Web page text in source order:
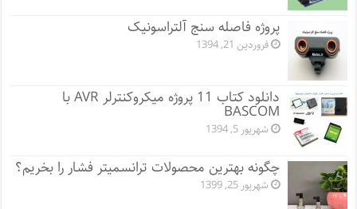
پروژه فاصله سنج آلتراسونیک
فروردین 21, 1394
دانلود کتاب 11 پروژه میکروکنترلر AVR با
BASCOM
شهریور 5, 1394
چگونه بهترین محصولات ترانسمیتر فشار را بخریم؟
شهریور 25, 1399